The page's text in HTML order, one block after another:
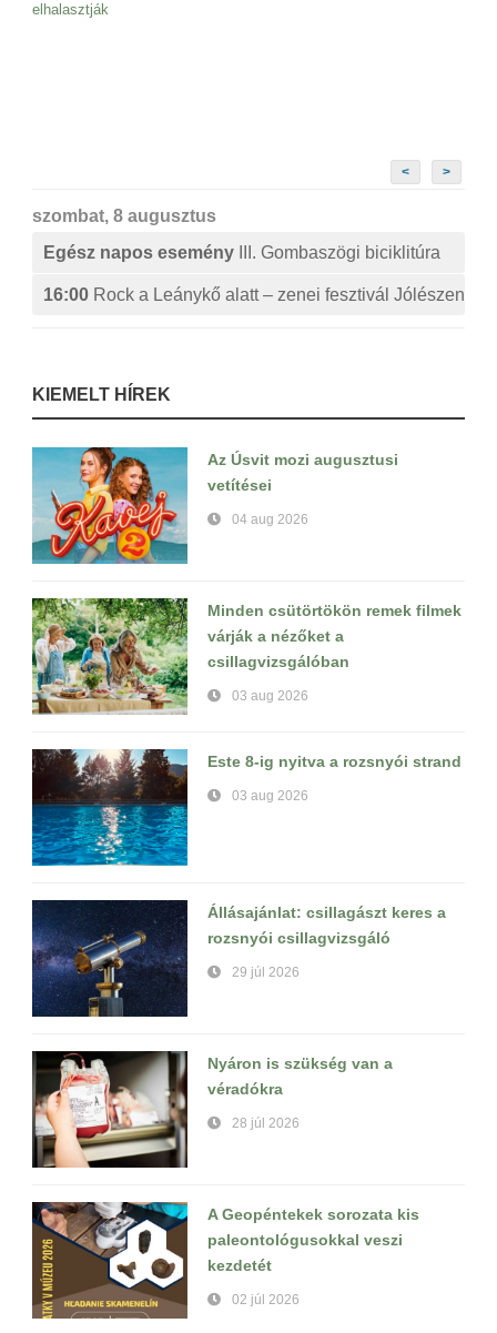
elhalasztják
< >
szombat, 8 augusztus
Egész napos esemény
III. Gombaszögi biciklitúra
16:00 Rock a Leánykő alatt – zenei fesztivál Jólészen
KIEMELT HÍREK
Az Úsvit mozi augusztusi
vetítései
04 aug 2026
Minden csütörtökön remek filmek
várják a nézőket a
csillagvizsgálóban
03 aug 2026
Este 8-ig nyitva a rozsnyói strand
03 aug 2026
Állásajánlat: csillagászt keres a
rozsnyói csillagvizsgáló
29 júl 2026
Nyáron is szükség van a
véradókra
28 júl 2026
A Geopéntekek sorozata kis
paleontológusokkal veszi
kezdetét
02 júl 2026